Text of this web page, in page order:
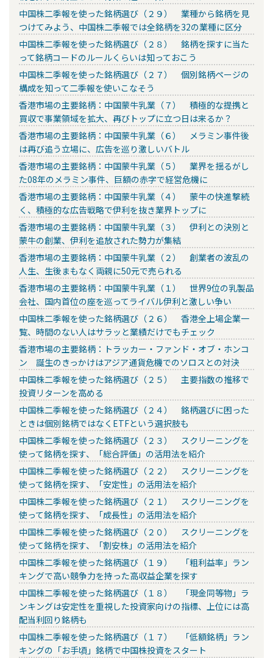
中国株二季報を使った銘柄選び（２９） 業種から銘柄を見
つけてみよう、中国株二季報では全銘柄を32の業種に区分
中国株二季報を使った銘柄選び（２８） 銘柄を探すに当た
って銘柄コードのルールくらいは知っておこう
中国株二季報を使った銘柄選び（２７） 個別銘柄ページの
構成を知って二季報を使いこなそう
香港市場の主要銘柄：中国蒙牛乳業（７） 積極的な提携と
買収で事業領域を拡大、再びトップに立つ日は来るか？
香港市場の主要銘柄：中国蒙牛乳業（６） メラミン事件後
は再び追う立場に、広告を巡り激しいバトル
香港市場の主要銘柄：中国蒙牛乳業（５） 業界を揺るがし
た08年のメラミン事件、巨額の赤字で経営危機に
香港市場の主要銘柄：中国蒙牛乳業（４） 蒙牛の快進撃続
く、積極的な広告戦略で伊利を抜き業界トップに
香港市場の主要銘柄：中国蒙牛乳業（３） 伊利との決別と
蒙牛の創業、伊利を追放された勢力が集結
香港市場の主要銘柄：中国蒙牛乳業（２） 創業者の波乱の
人生、生後まもなく両親に50元で売られる
香港市場の主要銘柄：中国蒙牛乳業（１） 世界9位の乳製品
会社、国内首位の座を巡ってライバル伊利と激しい争い
中国株二季報を使った銘柄選び（２６） 香港全上場企業一
覧、時間のない人はサラッと業績だけでもチェック
香港市場の主要銘柄：トラッカー・ファンド・オブ・ホンコ
ン 誕生のきっかけはアジア通貨危機でのソロスとの対決
中国株二季報を使った銘柄選び（２５） 主要指数の推移で
投資リターンを高める
中国株二季報を使った銘柄選び（２４） 銘柄選びに困った
ときは個別銘柄ではなくETFという選択肢も
中国株二季報を使った銘柄選び（２３） スクリーニングを
使って銘柄を探す、「総合評価」の活用法を紹介
中国株二季報を使った銘柄選び（２２） スクリーニングを
使って銘柄を探す、「安定性」の活用法を紹介
中国株二季報を使った銘柄選び（２１） スクリーニングを
使って銘柄を探す、「成長性」の活用法を紹介
中国株二季報を使った銘柄選び（２０） スクリーニングを
使って銘柄を探す、「割安株」の活用法を紹介
中国株二季報を使った銘柄選び（１９） 「粗利益率」ラン
キングで高い競争力を持った高収益企業を探す
中国株二季報を使った銘柄選び（１８） 「現金同等物」ラ
ンキングは安定性を重視した投資家向けの指標、上位には高
配当利回り銘柄も
中国株二季報を使った銘柄選び（１７） 「低額銘柄」ラン
キングの「お手頃」銘柄で中国株投資をスタート